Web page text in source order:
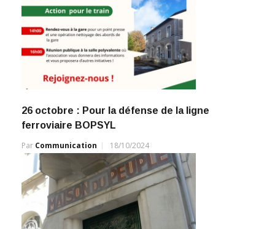
26 octobre : Pour la défense de la ligne
ferroviaire BOPSYL
Par Communication 18/10/2024